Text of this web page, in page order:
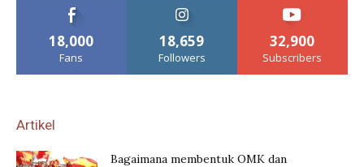
18,000
Fans
18,659
Followers
32,900
Subscribers
Artikel
Bagaimana membentuk OMK dan